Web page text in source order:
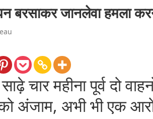
जानलेवा हमला करने
चार महीना पूर्व दो
को अंजाम, अभी भी एक